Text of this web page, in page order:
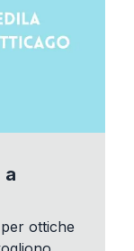
a
ottiche